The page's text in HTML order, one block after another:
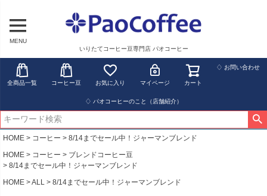
MENU
いりたてコーヒー豆専門店 パオコーヒー
全商品一覧 コーヒー豆 お気に入り マイページ カート
♢ お問い合わせ
♢ パオコーヒーのこと（店舗紹介）
HOME コーヒー
8/14までセール中！ジャーマンブレンド
HOME
コーヒー
ブレンドコーヒー豆
8/14までセール中！ジャーマンブレンド
HOME
ALL 8/14までセール中！ジャーマンブレンド